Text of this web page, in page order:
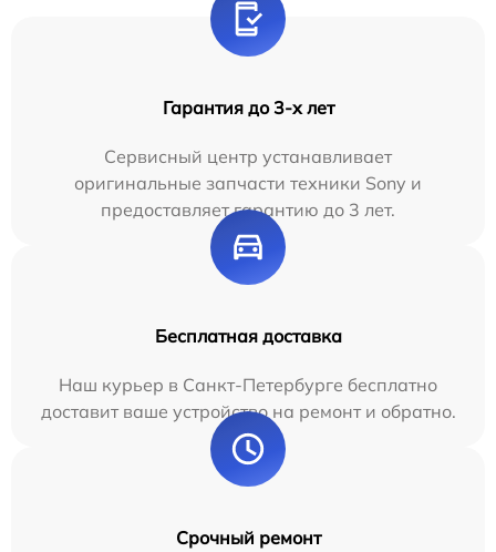
Гарантия до 3-х лет
Сервисный центр устанавливает
оригинальные запчасти техники Sony и
предоставляет гарантию до 3 лет.
Бесплатная доставка
Наш курьер в Санкт-Петербурге бесплатно
доставит ваше устройство на ремонт и обратно.
Срочный ремонт